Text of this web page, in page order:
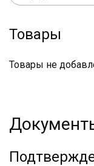
Товары
Товары не